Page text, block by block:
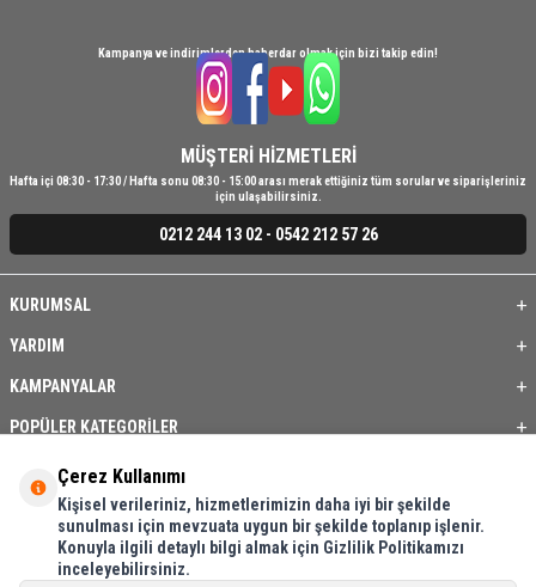
Kampanya ve indirimlerden haberdar olmak için bizi takip edin!
MÜŞTERİ HİZMETLERİ
Hafta içi 08:30 - 17:30 / Hafta sonu 08:30 - 15:00 arası merak ettiğiniz tüm sorular ve siparişleriniz
için ulaşabilirsiniz.
0212 244 13 02 - 0542 212 57 26
KURUMSAL
YARDIM
KAMPANYALAR
POPÜLER KATEGORİLER
ÜYE / BAYİ
ÖNE ÇIKAN ÜRÜNLER
BASKI REHBERİ
Çerez Kullanımı
Kişisel verileriniz, hizmetlerimizin daha iyi bir şekilde
sunulması için mevzuata uygun bir şekilde toplanıp işlenir.
Konuyla ilgili detaylı bilgi almak için Gizlilik Politikamızı
inceleyebilirsiniz.